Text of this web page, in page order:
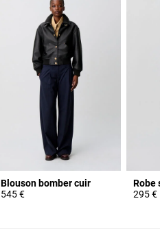
Blouson bomber cuir
545 €
Robe
295 €